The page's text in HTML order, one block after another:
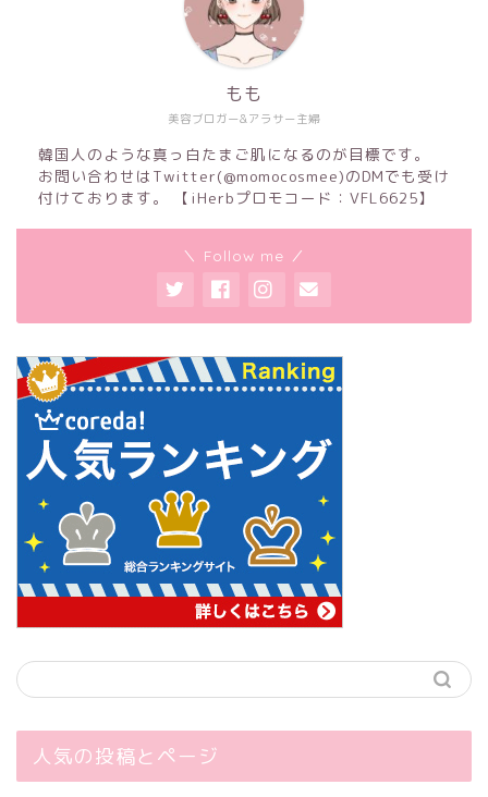
美容ブロガー&アラサー主婦
もも
韓国人のような真っ白たまご肌になるのが目標です。
お問い合わせはTwitter(@momocosmee)のDMでも受け
付けております。 【iHerbプロモコード：VFL6625】
＼ Follow me ／
人気の投稿とページ